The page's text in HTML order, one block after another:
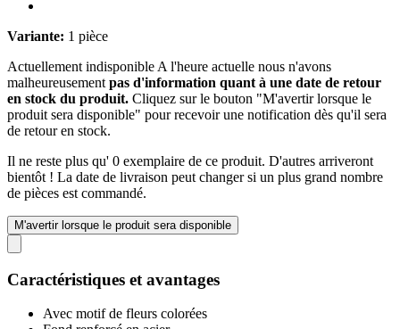
Variante: 1 pièce
Actuellement indisponible A l'heure actuelle nous n'avons
malheureusement pas d'information quant à une date de retour
en stock du produit. Cliquez sur le bouton "M'avertir lorsque le
produit sera disponible" pour recevoir une notification dès qu'il sera
de retour en stock.
Il ne reste plus qu' 0 exemplaire de ce produit. D'autres arriveront
bientôt ! La date de livraison peut changer si un plus grand nombre
de pièces est commandé.
M'avertir lorsque le produit sera disponible
Caractéristiques et avantages
Avec motif de fleurs colorées